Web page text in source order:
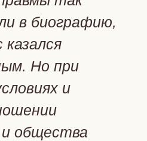
в биографию,
казался
Но при
и
и общества